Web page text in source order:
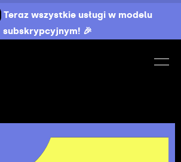
Teraz wszystkie usługi w modelu
subskrypcyjnym! 🎉